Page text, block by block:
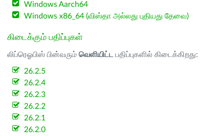
Windows Aarch64
Windows x86_64 (விஸ்தா அல்லது புதியது தேவை)
கிடைக்கும் பதிப்புகள்
லிப்ரெஓபிஸ் பின்வரும் வெளியிட்ட பதிப்புகளில் கிடைக்கிறது:
26.2.5
26.2.4
26.2.3
26.2.2
26.2.1
26.2.0